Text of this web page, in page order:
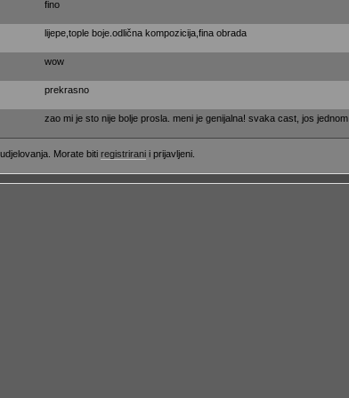
fino
lijepe,tople boje.odlična kompozicija,fina obrada
wow
prekrasno
zao mi je sto nije bolje prosla. meni je genijalna! svaka cast, jos jednom
Morate biti registrirani i prijavljeni.